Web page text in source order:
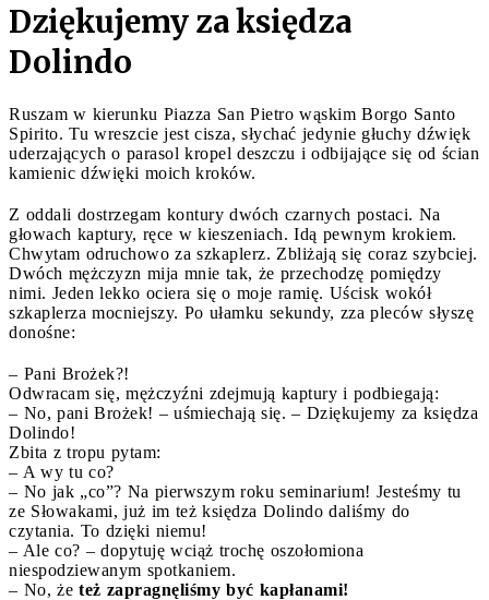
Dziękujemy za księdza
Dolindo
Ruszam w kierunku Piazza San Pietro wąskim Borgo Santo
Spirito. Tu wreszcie jest cisza, słychać jedynie głuchy dźwięk
uderzających o parasol kropel deszczu i odbijające się od ścian
kamienic dźwięki moich kroków.
Z oddali dostrzegam kontury dwóch czarnych postaci. Na
głowach kaptury, ręce w kieszeniach. Idą pewnym krokiem.
Chwytam odruchowo za szkaplerz. Zbliżają się coraz szybciej.
Dwóch mężczyzn mija mnie tak, że przechodzę pomiędzy
nimi. Jeden lekko ociera się o moje ramię. Uścisk wokół
szkaplerza mocniejszy. Po ułamku sekundy, zza pleców słyszę
donośne:
– Pani Brożek?!
Odwracam się, mężczyźni zdejmują kaptury i podbiegają:
– No, pani Brożek! – uśmiechają się. – Dziękujemy za księdza
Dolindo!
Zbita z tropu pytam:
– A wy tu co?
– No jak „co”? Na pierwszym roku seminarium! Jesteśmy tu
ze Słowakami, już im też księdza Dolindo daliśmy do
czytania. To dzięki niemu!
– Ale co? – dopytuję wciąż trochę oszołomiona
niespodziewanym spotkaniem.
– No, że też zapragnęliśmy być kapłanami!